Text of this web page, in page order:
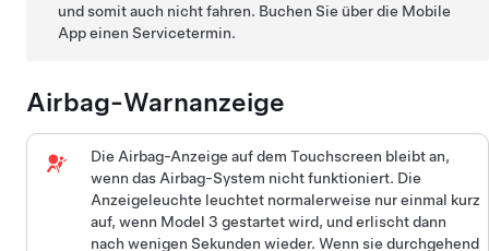
und somit auch nicht fahren. Buchen Sie über die Mobile
App einen Servicetermin.
Airbag-Warnanzeige
Die Airbag-Anzeige auf dem Touchscreen bleibt an,
wenn das Airbag-System nicht funktioniert. Die
Anzeigeleuchte leuchtet normalerweise nur einmal kurz
auf, wenn Model 3 gestartet wird, und erlischt dann
nach wenigen Sekunden wieder. Wenn sie durchgehend